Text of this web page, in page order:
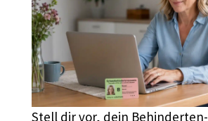
Stell dir vor, dein Behinderten-